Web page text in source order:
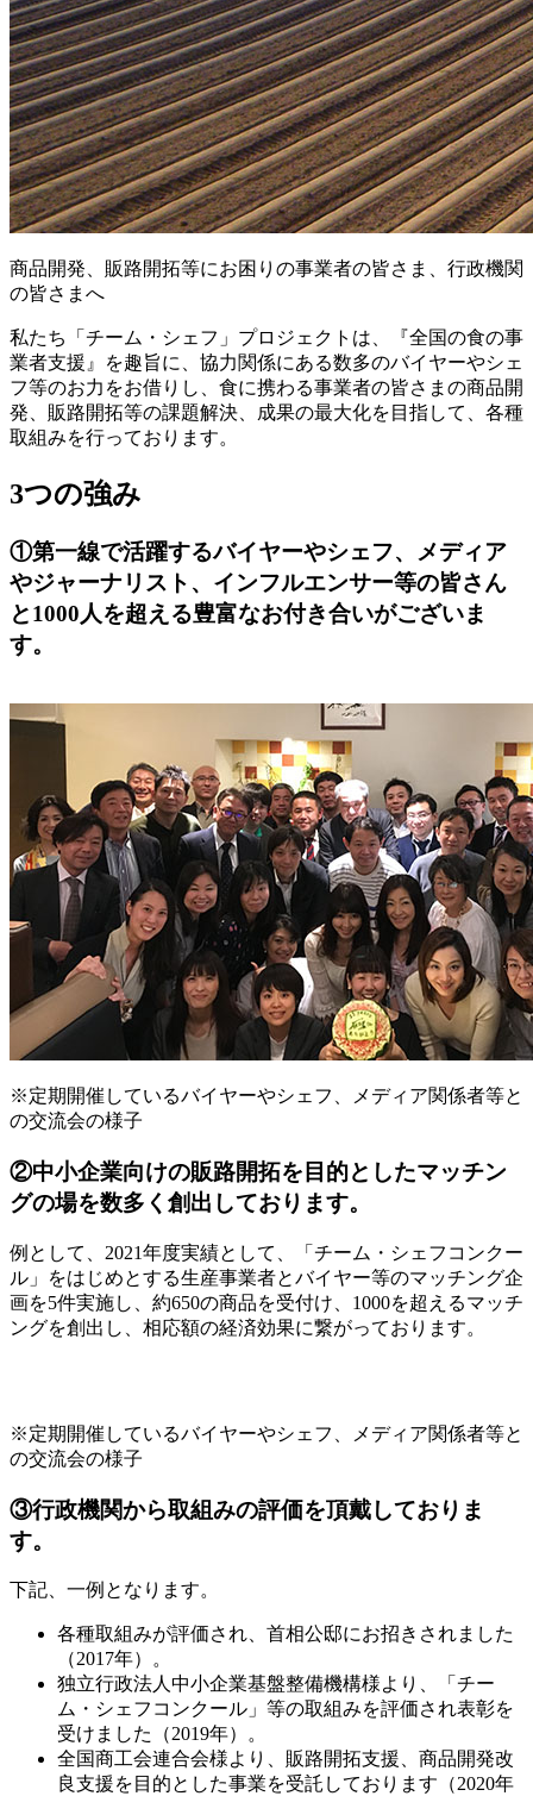
商品開発、 販路開拓等にお困りの事業者の皆さま、 行政機関
の皆さまへ
私たち「チーム・シェフ」プロジェクトは、
『全国の食の事
業者支援』を趣旨に、 協力関係にある数多のバイヤーやシェ
フ等のお力をお借りし、 食に携わる事業者の皆さまの商品開
発、販路開拓等の課題解決、
成果の最大化を 目指して、 各種
取組みを行っております。
3つの強み
①第一線で活躍するバイヤーやシェフ、メディア
やジャーナリスト、インフルエンサー等の皆さん
と1000人を超える豊富なお付き合いがございま
す。
※定期開催しているバイヤーやシェフ、メディア関係者等と
の交流会の様子
②中小企業向けの販路開拓を目的としたマッチン
グの場を数多く創出しております。
例として、2021年度実績として、「チーム・シェフコンクー
ル」をはじめとする生産事業者とバイヤー等のマッチング企
画を5件実施し、約650の商品を受付け、1000を超えるマッチ
ングを創出し、相応額の経済効果に繋がっております。
※定期開催しているバイヤーやシェフ、メディア関係者等と
の交流会の様子
③行政機関から取組みの評価を頂戴しておりま
す。
下記、一例となります。
各種取組みが評価され、首相公邸にお招きされました
（2017年）。
独立行政法人中小企業基盤整備機構様より、「チー
ム・シェフコンクール」等の取組みを評価され表彰を
受けました（2019年）。
全国商工会連合会様より、販路開拓支援、商品開発改
良支援を目的とした事業を受託しております（2020年